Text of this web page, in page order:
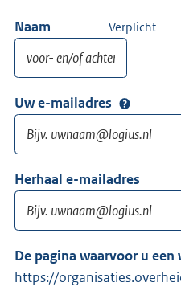
Naam Verplicht
Uw e-mailadres
Herhaal e-mailadres
De pagina waarvoor u
https://